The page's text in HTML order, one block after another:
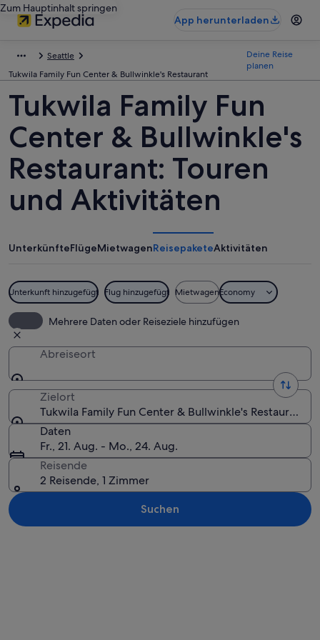
Zum Hauptinhalt springen
App herunterladen
Seattle
Tukwila Family Fun Center & Bullwinkle's Restaurant
Deine Reise
planen
Tukwila Family Fun
Center & Bullwinkle's
Restaurant: Touren
und Aktivitäten
UnterkünfteFlügeMietwagenReisepaketeAktivitäten
Unterkunft hinzugefügt Flug hinzugefügt MietwagenEconomy
Mehrere Daten oder Reiseziele hinzufügen
Abreiseort
Zielort
Tukwila Family Fun Center & Bullwinkle's Restaurant,
Daten
Fr., 21. Aug. - Mo., 24. Aug.
Reisende
2 Reisende, 1 Zimmer
Suchen